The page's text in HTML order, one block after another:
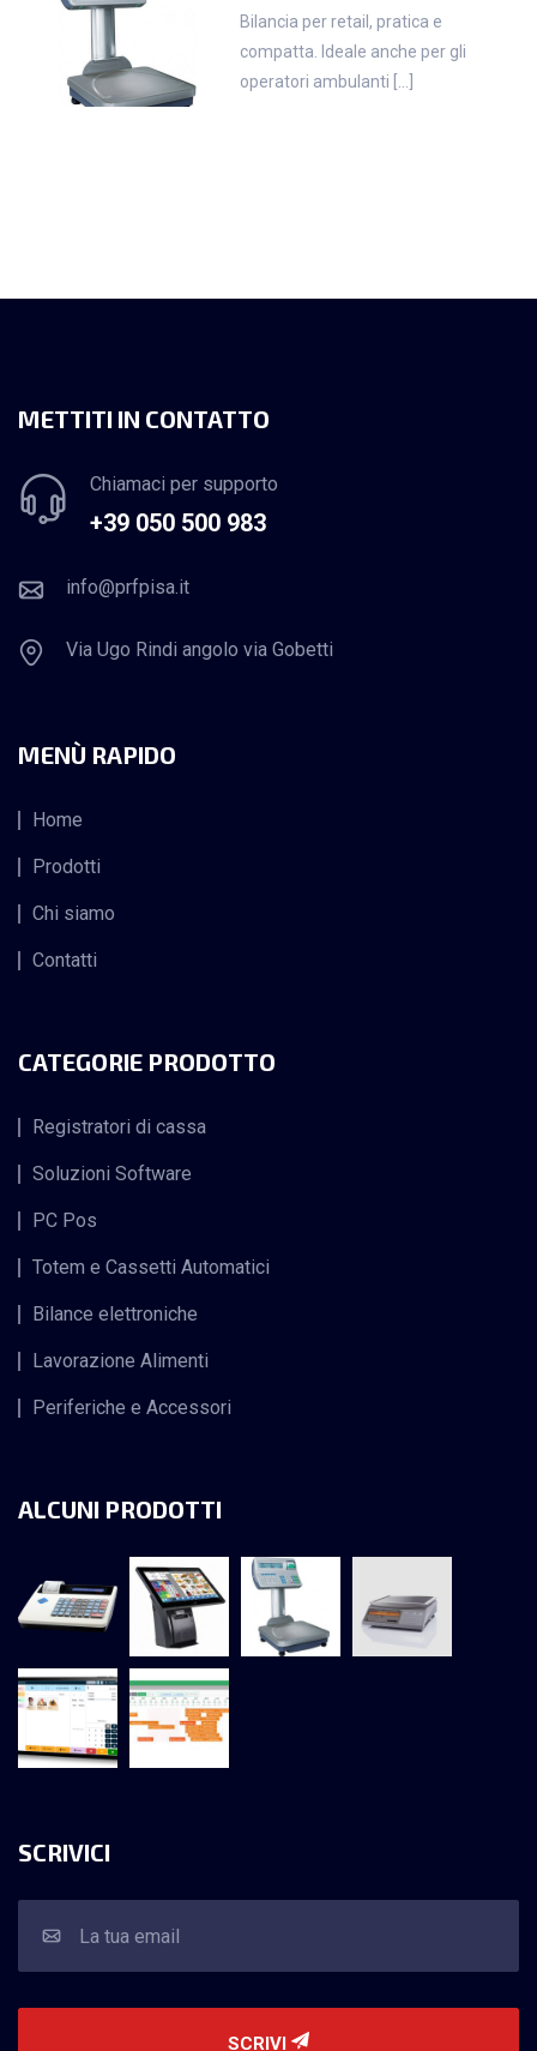
Bilancia per retail, pratica e
compatta. Ideale anche per gli
operatori ambulanti [...]
METTITI IN CONTATTO
Chiamaci per supporto
+39 050 500 983
info@prfpisa.it
Via Ugo Rindi angolo via Gobetti
MENÙ RAPIDO
Home
Prodotti
Chi siamo
Contatti
CATEGORIE PRODOTTO
Registratori di cassa
Soluzioni Software
PC Pos
Totem e Cassetti Automatici
Bilance elettroniche
Lavorazione Alimenti
Periferiche e Accessori
ALCUNI PRODOTTI
SCRIVICI
SCRIVI